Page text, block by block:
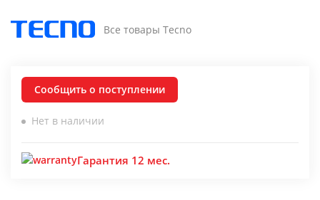
Все товары Tecno
Сообщить о поступлении
Нет в наличии
Гарантия 12 мес.